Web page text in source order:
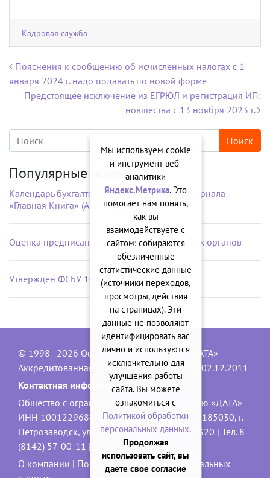
Кадровая служба
Навигация по записям
Пояснения к сообщению об исчисленных налогах с 1
января 2024 г. надо подавать по новой форме
Предстоящее исключение из ЕГРЮЛ и регистрация ИП:
новшества с 13 ноября 2023 г.
Популярные новости
Календарь бухгалтера на рабочий стол от журнала
«Главная Книга» (Август 2026 г.)
Оценка предписаний контрольно-надзорных органов
Утвержден ФСБУ 10/2026 «Расходы»
© 1998–2026 Официальный сайт ООО «ДАТА»
Аккредитованная IT-компания, № 1840 от 02.12.2011
Контактная информация:
Общество с ограниченной ответственностью «ДАТА»
ИНН 1001229684, ОГРН 1101001001551 | 185030, г.
Петрозаводск, ул. Володарского, 40, офис 320 | Тел. 8
(8142) 57-00-11 |
data@onego.ru
О компании | Политика обработки персональных
Мы используем cookie
и инструмент веб-
аналитики
Яндекс.Метрика. Это
помогает нам понять,
как вы
взаимодействуете с
сайтом: собираются
обезличенные
статистические данные
(источники переходов,
просмотры, действия
на страницах). Эти
данные не позволяют
идентифицировать вас
лично и используются
исключительно для
улучшения работы
сайта. Вы можете
ознакомиться с
Политикой обработки
персональных данных.
Продолжая
использовать сайт, вы
даете свое согласие